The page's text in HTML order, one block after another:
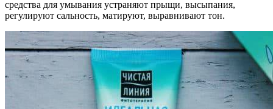
средства для умывания устраняют прыщи, высыпания,
регулируют сальность, матируют, выравнивают тон.